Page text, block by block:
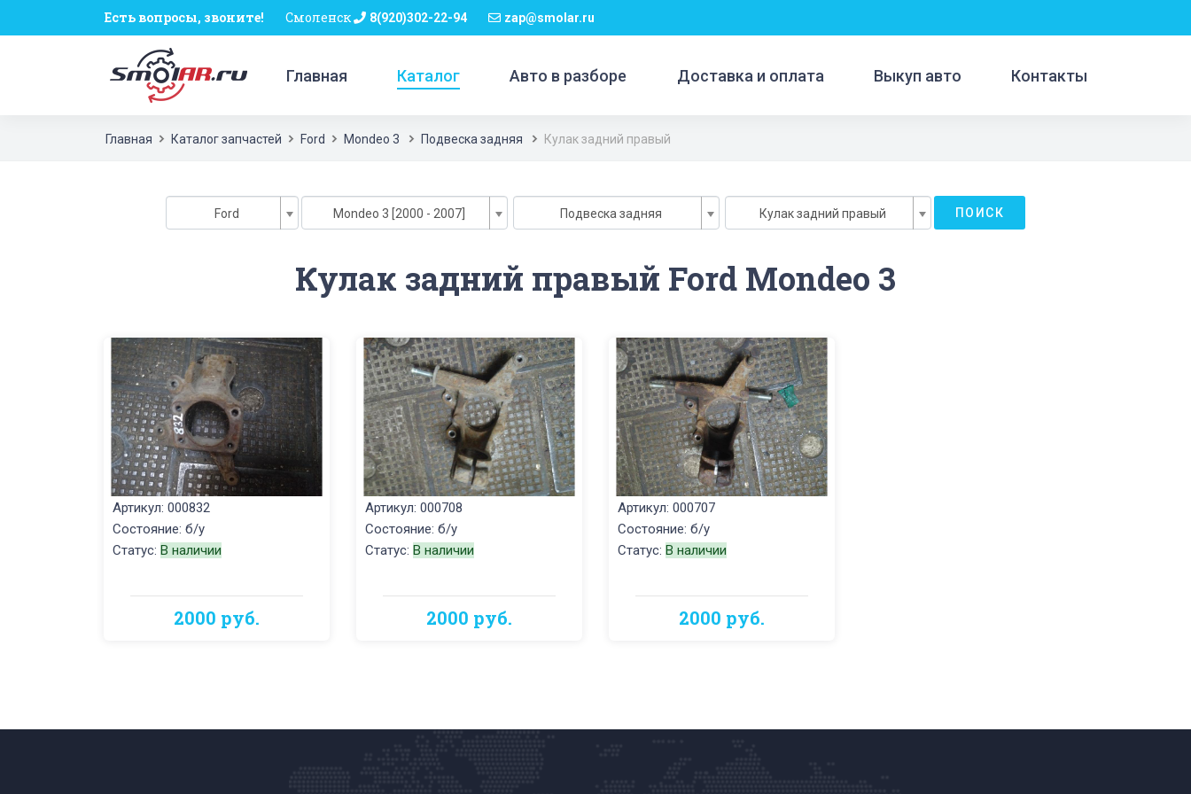
Есть вопросы, звоните! Смоленск 8(920)302-22-94 zap@smolar.ru
Главная Каталог Авто в разборе Доставка и оплата Выкуп авто Контакты
Главная Каталог запчастей Ford Mondeo 3 Подвеска задняя Кулак задний правый
Ford Mondeo 3 [2000 - 2007] Подвеска задняя Кулак задний правый ПОИСК
Кулак задний правый Ford Mondeo 3
Артикул: 000832
Состояние: б/у
Статус: В наличии
2000 руб.
Артикул: 000708
Состояние: б/у
Статус: В наличии
2000 руб.
Артикул: 000707
Состояние: б/у
Статус: В наличии
2000 руб.